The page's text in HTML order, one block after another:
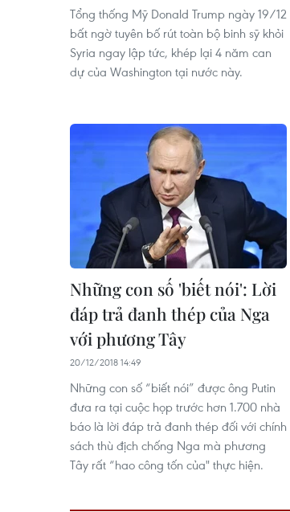
Tổng thống Mỹ Donald Trump ngày 19/12
bất ngờ tuyên bố rút toàn bộ binh sỹ khỏi
Syria ngay lập tức, khép lại 4 năm can
dự của Washington tại nước này.
Những con số 'biết nói': Lời
đáp trả đanh thép của Nga
với phương Tây
20/12/2018 14:49
Những con số “biết nói” được ông Putin
đưa ra tại cuộc họp trước hơn 1.700 nhà
báo là lời đáp trả đanh thép đối với chính
sách thù địch chống Nga mà phương
Tây rất “hao công tốn của" thực hiện.